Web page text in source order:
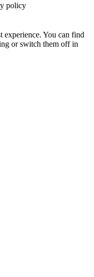
policy
experience. You can find
or switch them off in